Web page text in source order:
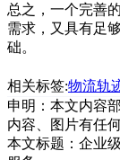
总之，一个完善
需求，又具有足
础。
相关标签:物流轨
申明：本文内容
内容、图片有任
本文标题： 企业